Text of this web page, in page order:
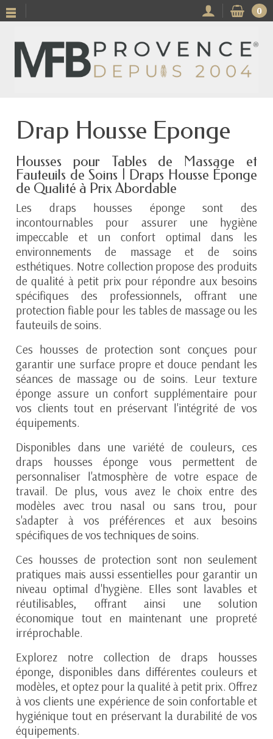
0
Drap Housse Eponge
Housses pour Tables de Massage et
Fauteuils de Soins | Draps Housse Éponge
de Qualité à Prix Abordable
Les draps housses éponge sont des
incontournables pour assurer une hygiène
impeccable et un confort optimal dans les
environnements de massage et de soins
esthétiques. Notre collection propose des produits
de qualité à petit prix pour répondre aux besoins
spécifiques des professionnels, offrant une
protection fiable pour les tables de massage ou les
fauteuils de soins.
Ces housses de protection sont conçues pour
garantir une surface propre et douce pendant les
séances de massage ou de soins. Leur texture
éponge assure un confort supplémentaire pour
vos clients tout en préservant l'intégrité de vos
équipements.
Disponibles dans une variété de couleurs, ces
draps housses éponge vous permettent de
personnaliser l'atmosphère de votre espace de
travail. De plus, vous avez le choix entre des
modèles avec trou nasal ou sans trou, pour
s'adapter à vos préférences et aux besoins
spécifiques de vos techniques de soins.
Ces housses de protection sont non seulement
pratiques mais aussi essentielles pour garantir un
niveau optimal d'hygiène. Elles sont lavables et
réutilisables, offrant ainsi une solution
économique tout en maintenant une propreté
irréprochable.
Explorez notre collection de draps housses
éponge, disponibles dans différentes couleurs et
modèles, et optez pour la qualité à petit prix. Offrez
à vos clients une expérience de soin confortable et
hygiénique tout en préservant la durabilité de vos
équipements.